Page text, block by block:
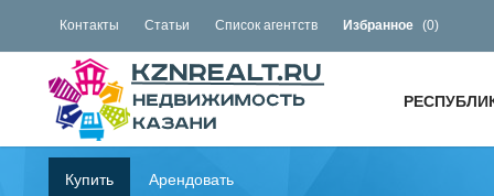
Контакты Статьи Список агентств Избранное (0)
Купить Арендовать